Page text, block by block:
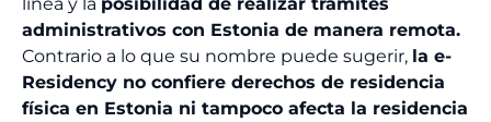
administrativos con Estonia de manera remota.
Contrario a lo que su nombre puede sugerir, la e-
Residency no confiere derechos de residencia
física en Estonia ni tampoco afecta la residencia